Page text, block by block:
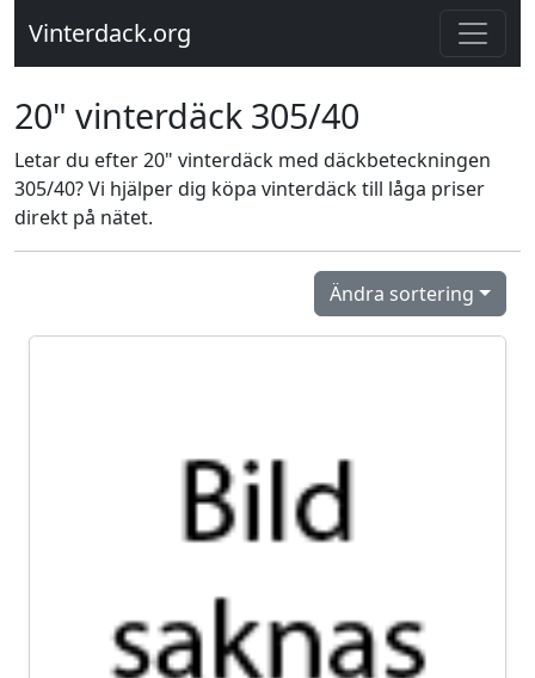
Vinterdack.org
20" vinterdäck 305/40
Letar du efter 20" vinterdäck med däckbeteckningen
305/40? Vi hjälper dig köpa vinterdäck till låga priser
direkt på nätet.
Ändra sortering